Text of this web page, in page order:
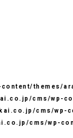
themes/
cms/wp-
cms/wp-
cms/wp-